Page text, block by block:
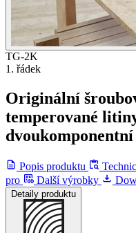
TG-2K
1. řádek
Originální
temperované
Popis produktu
pro
Další výrobky
Detaily produktu